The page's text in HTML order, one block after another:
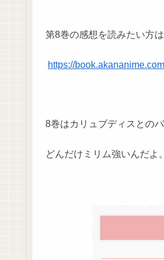
第8巻の感想を読みたい方
https://
8巻はカリュブディスとの
どんだけミリム強いんだよ。